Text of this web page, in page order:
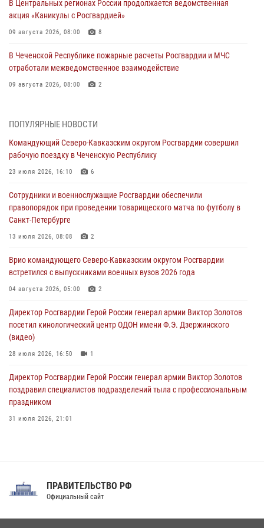
В Центральных регионах России продолжается ведомственная
акция «Каникулы с Росгвардией»
09 августа 2026, 08:00 8
В Чеченской Республике пожарные расчеты Росгвардии и МЧС
отработали межведомственное взаимодействие
09 августа 2026, 08:00 2
определили на Кубани
В Ульяновске росгвардейцы присоединились к донорской акции
(видео)
Росгвардейцы провели занятие по стрелковой подготовке для
воспитанников Центра детского, юношеского туризма и
краеведения Луганской Народной Республики
В регионах Урала бойцам Росгвардии в зону СВО передали свежие
тиражи газет
ПОПУЛЯРНЫЕ НОВОСТИ
Командующий Северо-Кавказским округом Росгвардии совершил
рабочую поездку в Чеченскую Республику
23 июля 2026, 16:10 6
Сотрудники и военнослужащие Росгвардии обеспечили
правопорядок при проведении товарищеского матча по футболу в
Санкт-Петербурге
13 июля 2026, 08:08 2
Врио командующего Северо-Кавказским округом Росгвардии
встретился с выпускниками военных вузов 2026 года
04 августа 2026, 05:00 2
Директор Росгвардии Герой России генерал армии Виктор Золотов
посетил кинологический центр ОДОН имени Ф.Э. Дзержинского
(видео)
28 июля 2026, 16:50 1
Директор Росгвардии Герой России генерал армии Виктор Золотов
поздравил специалистов подразделений тыла с профессиональным
праздником
31 июля 2026, 21:01
Праздник «Один день с Росгвардией» к 105-летию Центрального
ПРАВИТЕЛЬСТВО РФ
Официальный сайт